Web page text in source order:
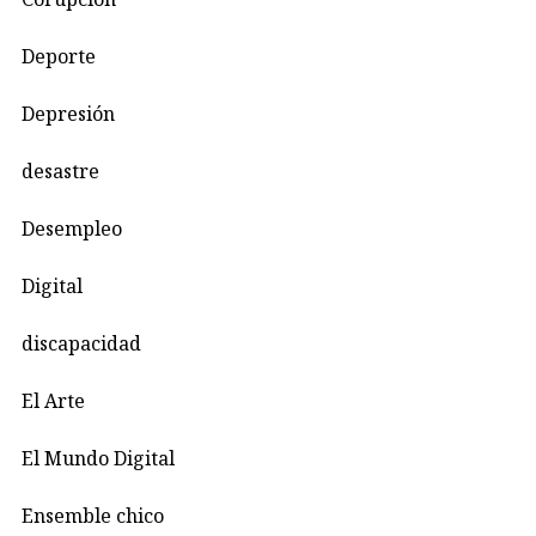
Deporte
Depresión
desastre
Desempleo
Digital
discapacidad
El Arte
El Mundo Digital
Ensemble chico